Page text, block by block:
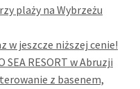
plaży na Wybrzeżu
w jeszcze niższej cenie!
SEA RESORT w Abruzji
z basenem,